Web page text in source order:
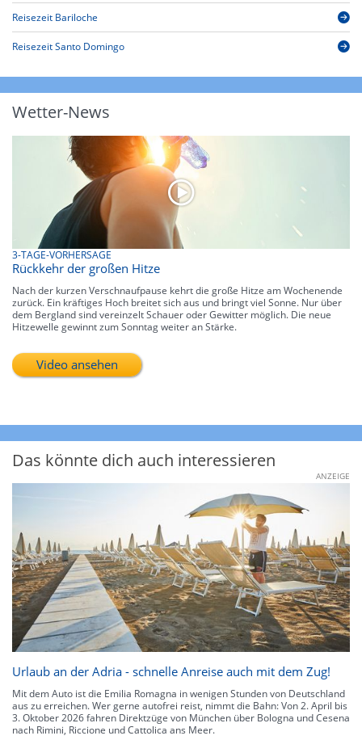
Reisezeit Bariloche
Reisezeit Santo Domingo
Wetter-News
3-TAGE-VORHERSAGE
Rückkehr der großen Hitze
Nach der kurzen Verschnaufpause kehrt die große Hitze am Wochenende
zurück. Ein kräftiges Hoch breitet sich aus und bringt viel Sonne. Nur über
dem Bergland sind vereinzelt Schauer oder Gewitter möglich. Die neue
Hitzewelle gewinnt zum Sonntag weiter an Stärke.
Video ansehen
Das könnte dich auch interessieren
ANZEIGE
Urlaub an der Adria - schnelle Anreise auch mit dem Zug!
Mit dem Auto ist die Emilia Romagna in wenigen Stunden von Deutschland
aus zu erreichen. Wer gerne autofrei reist, nimmt die Bahn: Von 2. April bis
3. Oktober 2026 fahren Direktzüge von München über Bologna und Cesena
nach Rimini, Riccione und Cattolica ans Meer.